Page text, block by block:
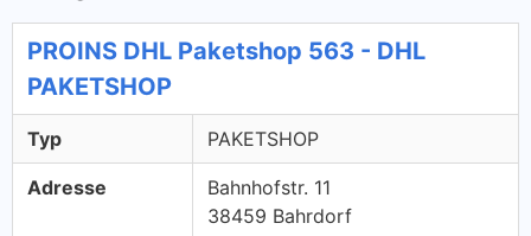
PROINS DHL Paketshop 563 - DHL
PAKETSHOP
Typ PAKETSHOP
Adresse
Bahnhofstr. 11
38459 Bahrdorf